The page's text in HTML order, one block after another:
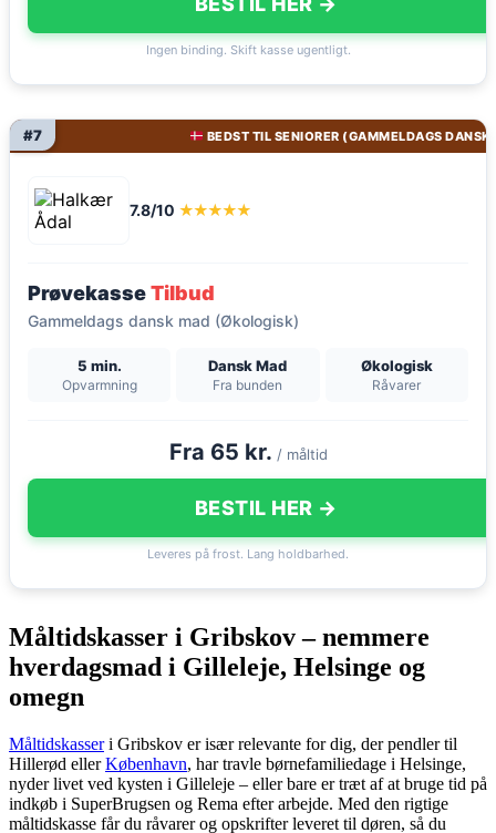
Ingen binding. Skift kasse ugentligt.
BEDST TIL SENIORER (GAMMELDAGS
#7
7.8/10 ★★★★★
PrøvekasseTilbud
Gammeldags dansk mad (Økologisk)
5 min.
Opvarmning
Dansk Mad
Fra bunden
Økologisk
Råvarer
Fra 65 kr. / måltid
BESTIL HER →
Leveres på frost. Lang holdbarhed.
Måltidskasser i Gribskov – nemmere
hverdagsmad i Gilleleje, Helsinge og
omegn
Måltidskasseri Gribskov er især relevante for dig, der pendler til
Hillerød ellerKøbenhavn, har travle børnefamiliedage i Helsinge,
nyder livet ved kysten i Gilleleje – eller bare er træt af at bruge tid på
indkøb i SuperBrugsen og Rema efter arbejde. Med den rigtige
måltidskasse får du råvarer og opskrifter leveret til døren, så du